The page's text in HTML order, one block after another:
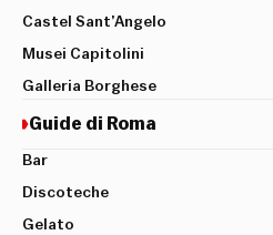
Castel Sant’Angelo
Musei Capitolini
Galleria Borghese
Guide di Roma
Bar
Discoteche
Gelato